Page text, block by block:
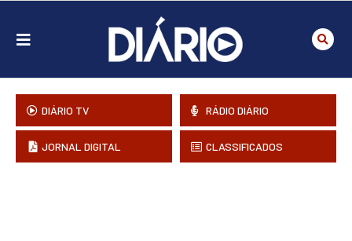
DIÁRIO TV RÁDIO DIÁRIO
JORNAL DIGITAL CLASSIFICADOS